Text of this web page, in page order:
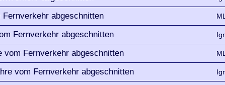
abgeschnitten
Fernverkehr abgeschnitten
vom Fernverkehr abgeschnitten
vom Fernverkehr abgeschnitten